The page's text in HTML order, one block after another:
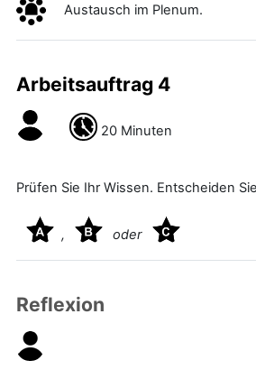
Austausch im Plenum.
Arbeitsauftrag 4
20 Minuten
Prüfen Sie Ihr Wissen. Entscheiden
, oder
Reflexion